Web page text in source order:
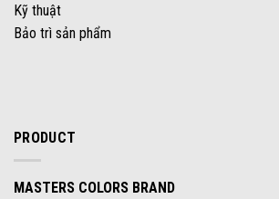
Kỹ thuật
Bảo trì sản phẩm
PRODUCT
MASTERS COLORS BRAND